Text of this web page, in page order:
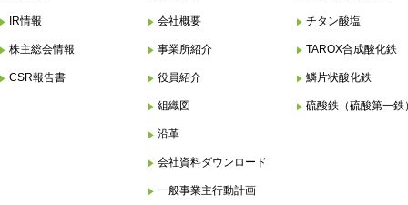
IR情報
株主総会情報
CSR報告書
会社概要
事業所紹介
役員紹介
組織図
沿革
会社資料ダウンロード
一般事業主行動計画
チタン酸塩
TAROX合成酸化鉄
鱗片状酸化鉄
硫酸鉄（硫酸第一鉄